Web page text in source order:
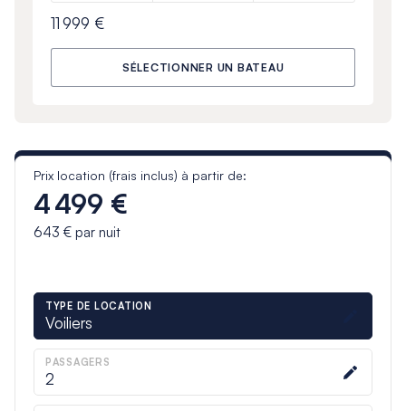
11 999 €
SÉLECTIONNER UN BATEAU
Prix location (frais inclus) à partir de:
4 499 €
643 €par nuit
TYPE DE LOCATION
Voiliers
PASSAGERS
2